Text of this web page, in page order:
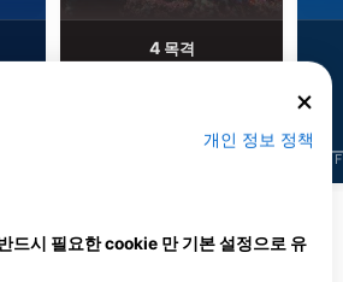
4목격
F
용하는 다이빙 센터
개인 정보 정책
드시 필요한 cookie 만 기본 설정으로 유